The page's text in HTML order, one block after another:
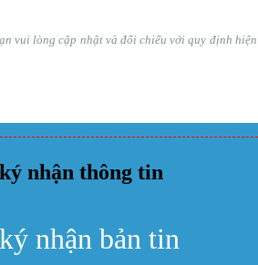
vui lòng cập nhật và đối chiếu với quy định
nhận thông tin
nhận bản tin